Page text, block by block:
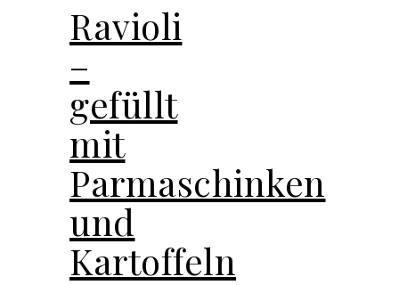
Ravioli
–
gefüllt
mit
Parmaschinken
und
Kartoffeln